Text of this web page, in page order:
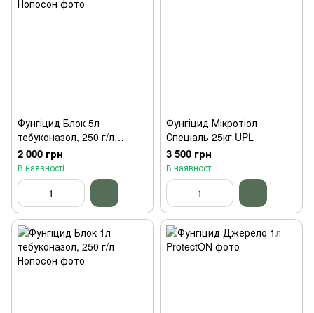
Фунгіцид Блок 5л
тебуконазол, 250 г/л
Нопосон
2 000 грн
В наявності
Фунгіцид Мікротіол
Спеціаль 25кг UPL
3 500 грн
В наявності